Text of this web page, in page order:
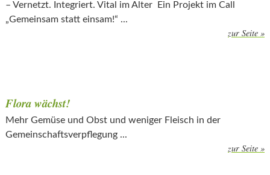
– Vernetzt. Integriert. Vital im Alter Ein Projekt im Call
„Gemeinsam statt einsam!“ ...
zur Seite »
Flora wächst!
Mehr Gemüse und Obst und weniger Fleisch in der
Gemeinschaftsverpflegung ...
zur Seite »